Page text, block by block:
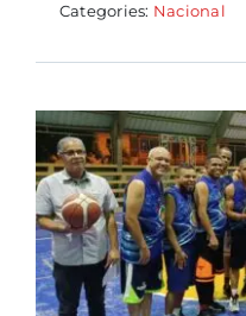
Categories: Nacional